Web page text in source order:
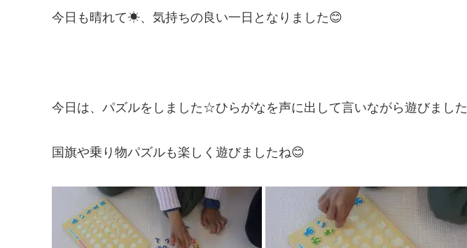
今日も晴れて☀、気持ちの良い一日となりました😊
今日は、パズルをしました☆ひらがなを声に出して言いながら遊びました
国旗や乗り物パズルも楽しく遊びましたね😊